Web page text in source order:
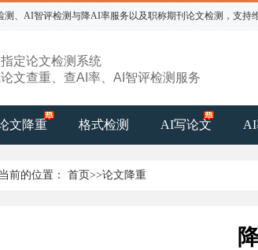
AI智评检测与降AI率服务以及职称期刊论文检测，支持
定论文检测系统
文查重、查AI率、AI智评检测服务
文降重 格式检测 AI写论文 AI
前的位置： 首页>>论文降重